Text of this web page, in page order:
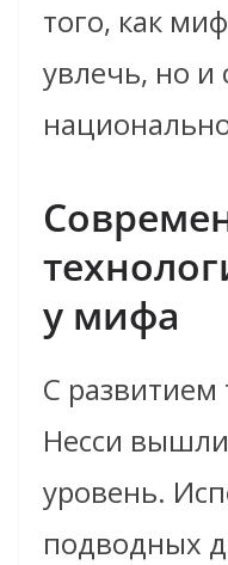
того, как
увлечь, но и
у мифа
С развитием
Несси
уровень.
подводных